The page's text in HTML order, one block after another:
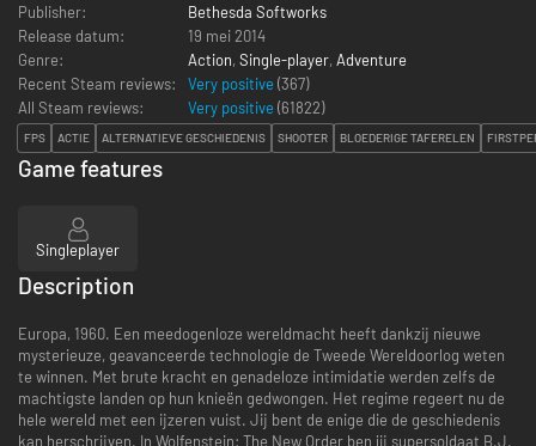
Publisher:
Bethesda Softworks
Release datum:
19 mei 2014
Genre:
Action, Single-player, Adventure
Recent Steam reviews:
Very positive (367)
All Steam reviews:
Very positive (61822)
FPS ACTIE ALTERNATIEVE GESCHIEDENIS SHOOTER BLOEDERIGE TAFERELEN
Game features
Singleplayer
Description
Europa, 1960. Een meedogenloze wereldmacht heeft dankzij nieuwe
mysterieuze, geavanceerde technologie de Tweede Wereldoorlog weten
te winnen. Met brute kracht en genadeloze intimidatie werden zelfs de
machtigste landen op hun knieën gedwongen. Het regime regeert nu de
hele wereld met een ijzeren vuist. Jij bent de enige die de geschiedenis
kan herschrijven. In Wolfenstein: The New Order ben jij supersoldaat B.J.